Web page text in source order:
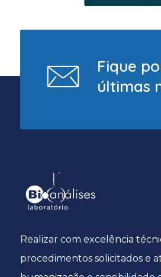
Fique
últimas
Realizar com excelência
procedimentos solicitados e